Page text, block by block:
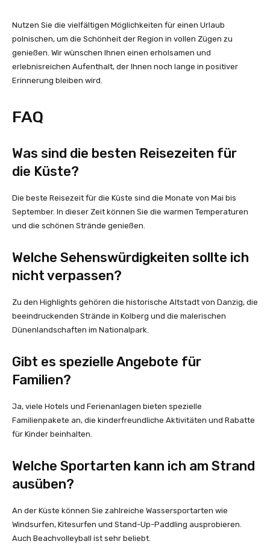
Nutzen Sie die vielfältigen Möglichkeiten für einen Urlaub
polnischen, um die Schönheit der Region in vollen Zügen zu
genießen. Wir wünschen Ihnen einen erholsamen und
erlebnisreichen Aufenthalt, der Ihnen noch lange in positiver
Erinnerung bleiben wird.
FAQ
Was sind die besten Reisezeiten für
die Küste?
Die beste Reisezeit für die Küste sind die Monate von Mai bis
September. In dieser Zeit können Sie die warmen Temperaturen
und die schönen Strände genießen.
Welche Sehenswürdigkeiten sollte ich
nicht verpassen?
Zu den Highlights gehören die historische Altstadt von Danzig, die
beeindruckenden Strände in Kolberg und die malerischen
Dünenlandschaften im Nationalpark.
Gibt es spezielle Angebote für
Familien?
Ja, viele Hotels und Ferienanlagen bieten spezielle
Familienpakete an, die kinderfreundliche Aktivitäten und Rabatte
für Kinder beinhalten.
Welche Sportarten kann ich am Strand
ausüben?
An der Küste können Sie zahlreiche Wassersportarten wie
Windsurfen, Kitesurfen und Stand-Up-Paddling ausprobieren.
Auch Beachvolleyball ist sehr beliebt.